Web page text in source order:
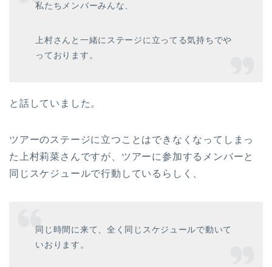
私たちメンバーみんな、
上村さんと一緒にステージに立ってる気持ちでや
っております。
と話していました。
ツアーのステージに立つことはできなくなってしまっ
た上村莉菜さんですが、ツアーに参加するメンバーと
同じスケジュールで行動しているらしく、
同じ時間に来て、全く同じスケジュールで動いて
いおります。